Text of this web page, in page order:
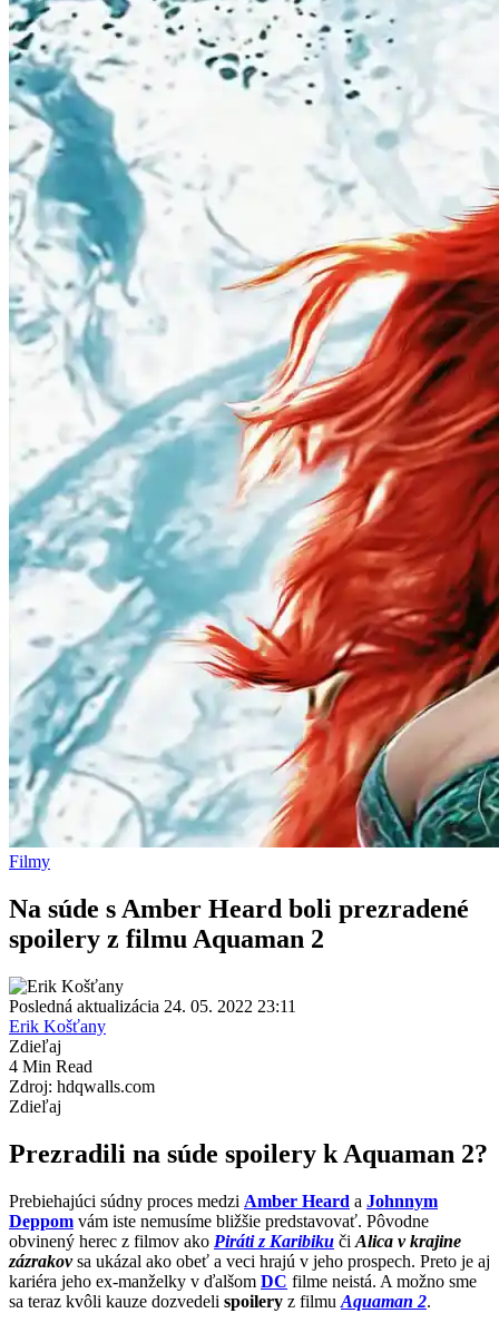
Filmy
Na súde s Amber Heard boli prezradené
spoilery z filmu Aquaman 2
Posledná aktualizácia 24. 05. 2022 23:11
Erik Košťany
Zdieľaj
4 Min Read
Zdroj: hdqwalls.com
Zdieľaj
Prezradili na súde spoilery k Aquaman 2?
Prebiehajúci súdny proces medzi Amber Heard a Johnnym
Deppom vám iste nemusíme bližšie predstavovať. Pôvodne
obvinený herec z filmov ako Piráti z Karibiku či Alica v krajine
zázrakovsa ukázal ako obeť a veci hrajú v jeho prospech. Preto je aj
kariéra jeho ex-manželky v ďalšom DC filme neistá. A možno sme
sa teraz kvôli kauze dozvedeli spoilery z filmu Aquaman 2.